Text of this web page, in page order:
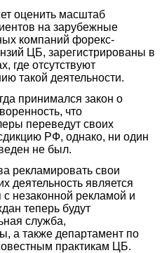
оценить масштаб
на зарубежные
компаний форекс-
ЦБ, зарегистрированы в
где отсутствуют
такой деятельности.
принимался закон о
что
переведут своих
РФ, однако, ни один
не был.
рекламировать свои
деятельность является
незаконной рекламой и
теперь будут
служба,
а также департамент по
практикам ЦБ.